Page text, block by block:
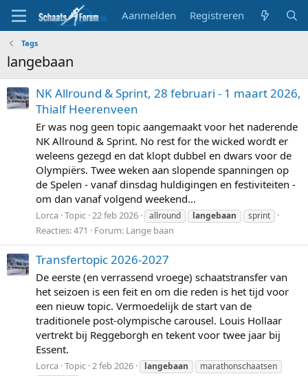
Aanmelden Registreren
Tags
langebaan
NK Allround & Sprint, 28 februari - 1 maart 2026,
Thialf Heerenveen
Er was nog geen topic aangemaakt voor het naderende
NK Allround & Sprint. No rest for the wicked wordt er
weleens gezegd en dat klopt dubbel en dwars voor de
Olympiërs. Twee weken aan slopende spanningen op
de Spelen - vanaf dinsdag huldigingen en festiviteiten -
om dan vanaf volgend weekend...
Lorca Topic 22 feb 2026 allround langebaan sprint
Reacties: 471 Forum: Lange baan
Transfertopic 2026-2027
De eerste (en verrassend vroege) schaatstransfer van
het seizoen is een feit en om die reden is het tijd voor
een nieuw topic. Vermoedelijk de start van de
traditionele post-olympische carousel. Louis Hollaar
vertrekt bij Reggeborgh en tekent voor twee jaar bij
Essent.
Lorca Topic 2 feb 2026 langebaan
marathonschaatsen